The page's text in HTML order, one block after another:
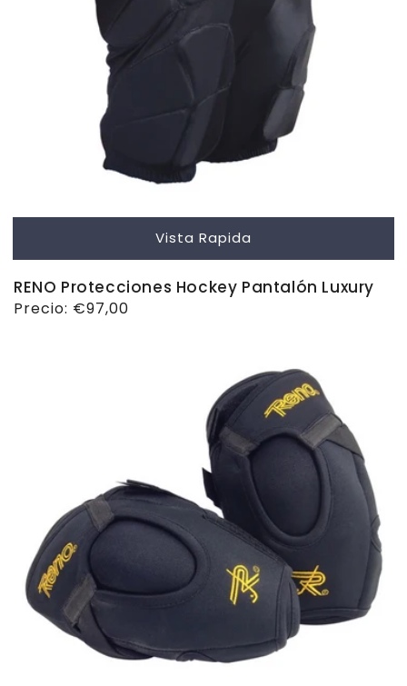
Vista Rapida
RENO Protecciones Hockey Pantalón Luxury
Precio
Precio: €97,00